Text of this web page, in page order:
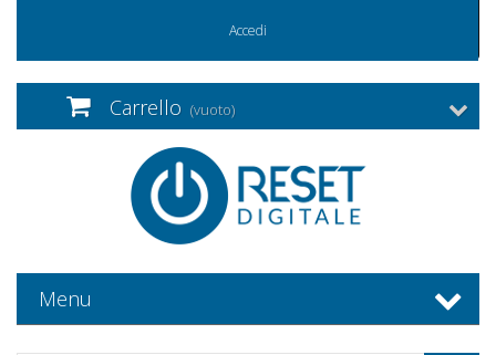
Accedi
Carrello (vuoto)
Menu